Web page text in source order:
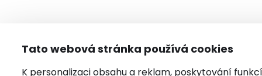
Tato webová stránka používá cookies
K personalizaci obsahu a reklam, poskytování funkcí